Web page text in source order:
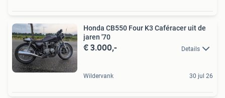
Honda CB550 Four K3 Caféracer uit de
jaren '70
€ 3.000,- Details
Wildervank 30 jul 26